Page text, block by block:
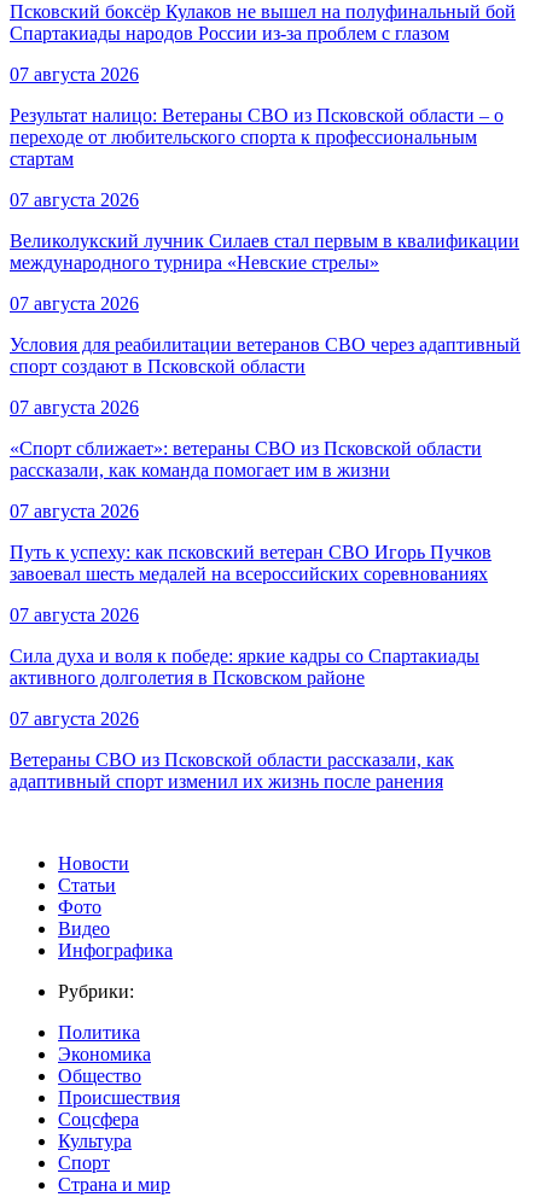
Псковский боксёр Кулаков не вышел на полуфинальный бой
Спартакиады народов России из-за проблем с глазом
07 августа 2026
Результат налицо: Ветераны СВО из Псковской области – о
переходе от любительского спорта к профессиональным
стартам
07 августа 2026
Великолукский лучник Силаев стал первым в квалификации
международного турнира «Невские стрелы»
07 августа 2026
Условия для реабилитации ветеранов СВО через адаптивный
спорт создают в Псковской области
07 августа 2026
«Спорт сближает»: ветераны СВО из Псковской области
рассказали, как команда помогает им в жизни
07 августа 2026
Путь к успеху: как псковский ветеран СВО Игорь Пучков
завоевал шесть медалей на всероссийских соревнованиях
07 августа 2026
Сила духа и воля к победе: яркие кадры со Спартакиады
активного долголетия в Псковском районе
07 августа 2026
Ветераны СВО из Псковской области рассказали, как
адаптивный спорт изменил их жизнь после ранения
Новости
Статьи
Фото
Видео
Инфографика
Рубрики:
Политика
Экономика
Общество
Происшествия
Соцсфера
Культура
Спорт
Страна и мир